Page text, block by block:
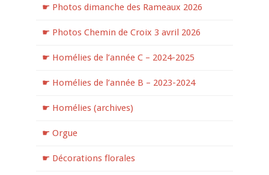
☛ Photos dimanche des Rameaux 2026
☛ Photos Chemin de Croix 3 avril 2026
☛ Homélies de l’année C – 2024-2025
☛ Homélies de l’année B – 2023-2024
☛ Homélies (archives)
☛ Orgue
☛ Décorations florales